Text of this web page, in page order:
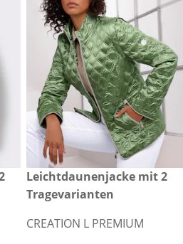
vorheriger Preis: CHF 319.00
CHF 319.00
Leichtdaunenjacke mit 2
Tragevarianten
CREATION L PREMIUM